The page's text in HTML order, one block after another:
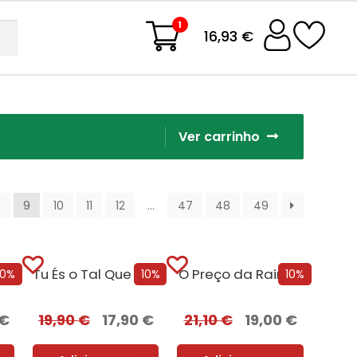
1
16,93 €
Ver carrinho
9 10 11 12 … 47 48 49
Como o nosso... 10%
Tu És o Tal Que Eu Não...
19,90€ 17,90 €
10%
O Preço da Rainha
21,10€ 19,00 €